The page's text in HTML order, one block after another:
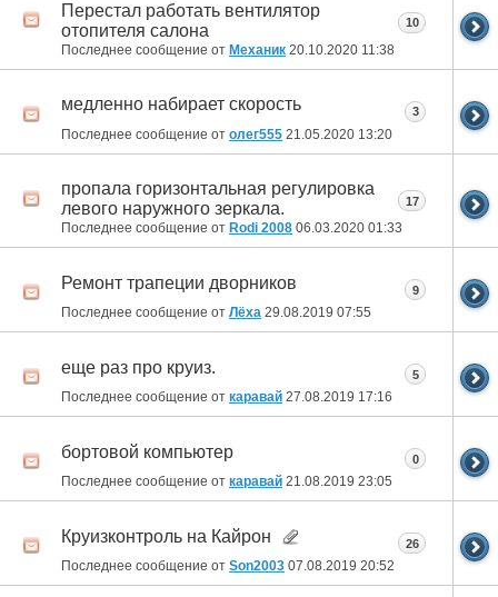
Перестал работать вентилятор
отопителя салона
Последнее сообщение от Механик 20.10.2020 11:38
10
медленно набирает скорость
Последнее сообщение от олег555 21.05.2020 13:20
3
пропала горизонтальная регулировка
левого наружного зеркала.
Последнее сообщение от Rodi 2008 06.03.2020 01:33
17
Ремонт трапеции дворников
Последнее сообщение от Лёха 29.08.2019 07:55
9
еще раз про круиз.
Последнее сообщение от каравай 27.08.2019 17:16
5
бортовой компьютер
Последнее сообщение от каравай 21.08.2019 23:05
0
Круизконтроль на Кайрон
Последнее сообщение от Son2003 07.08.2019 20:52
26